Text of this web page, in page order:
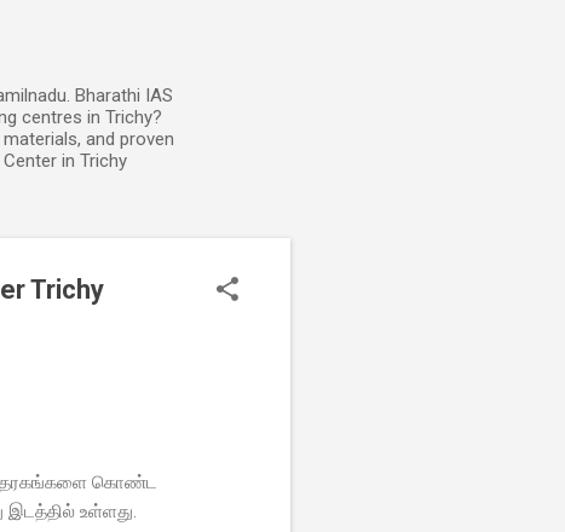
Bharathi IAS
centres in Trichy?
and proven
in Trichy
Trichy
கொண்ட
உள்ளது.